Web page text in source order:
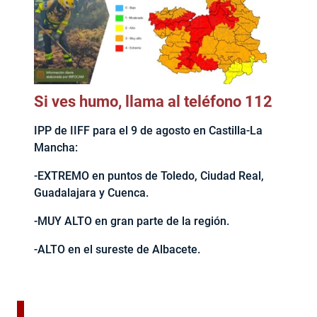
Si ves humo, llama al teléfono 112
IPP de IIFF para el 9 de agosto en Castilla-La
Mancha:
-EXTREMO en puntos de Toledo, Ciudad Real,
Guadalajara y Cuenca.
-MUY ALTO en gran parte de la región.
-ALTO en el sureste de Albacete.